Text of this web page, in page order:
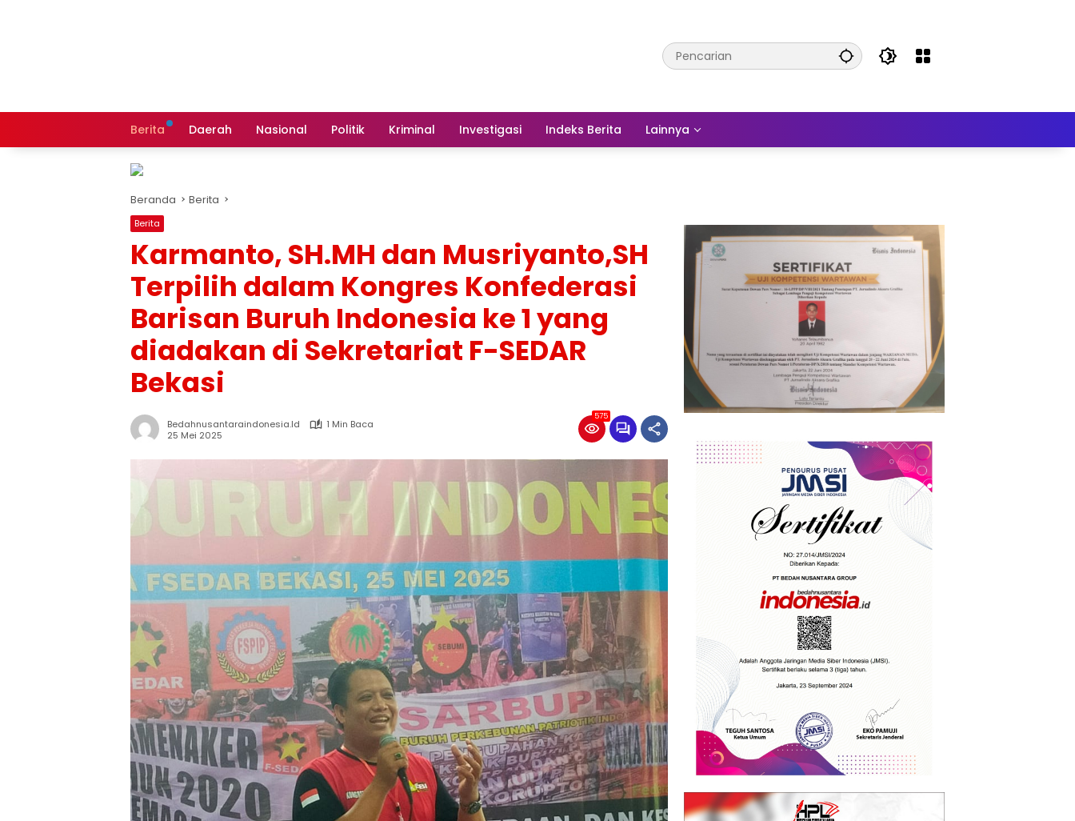
Berita Daerah Nasional Politik Kriminal Investigasi Indeks Berita Lainnya
Beranda Berita
Berita
Karmanto, SH.MH dan Musriyanto,SH
Terpilih dalam Kongres Konfederasi
Barisan Buruh Indonesia ke 1 yang
diadakan di Sekretariat F-SEDAR
Bekasi
Bedahnusantaraindonesia.id
1 Min Baca
25 Mei 2025
575